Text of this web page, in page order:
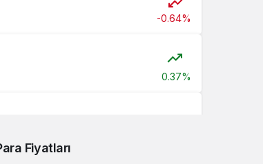
-0.64%
0.37%
Fiyatları